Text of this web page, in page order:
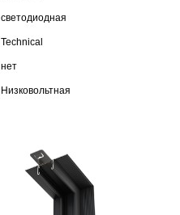
светодиодная
Technical
нет
Низковольтная